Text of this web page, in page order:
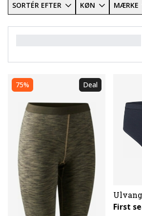
SORTÉR EFTER KØN MÆRKE
75% Deal
Ulvang